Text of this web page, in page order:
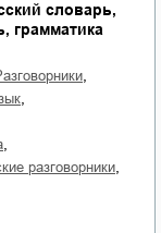
словарь,
грамматика
разговорники
разговорники